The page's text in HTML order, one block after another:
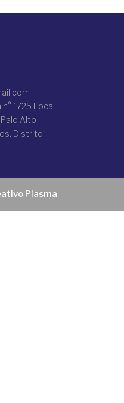
1725 Local
Alto
Distrito
Plasma